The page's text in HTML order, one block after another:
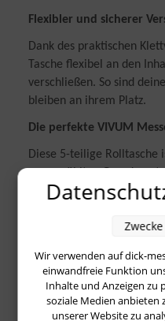
Flexibler und sicherer
Dank des praktischen
Tasche flexibel an den
verschließen. So sind
bleiben an ihrem Platz.
Die perfekte VIVUM
Diese 5-teilige
VIVUM Serie bestückt:
Santoku mit
Alleskönner für
Antihaft-Effekt.
Wir verwenden auf dick-
einwandfreie Funktion
Inhalte und Anzeigen zu
soziale Medien
unserer Website zu
Zwecke